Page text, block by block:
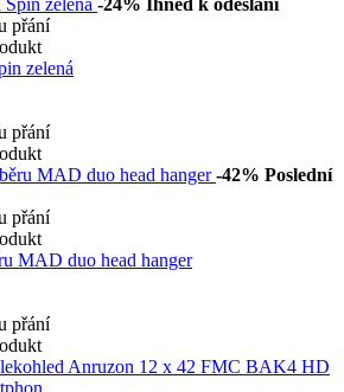
-24% Ihned k odeslání
přání
zelená
přání
-42% Poslední
přání
MAD duo head hanger
přání